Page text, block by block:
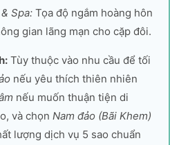
Spa: Tọa độ ngắm hoàng hôn
gian lãng mạn cho cặp đôi.
Tùy thuộc vào nhu cầu để tối
nếu yêu thích thiên nhiên
nếu muốn thuận tiện di
và chọn Nam đảo (Bãi Khem)
lượng dịch vụ 5 sao chuẩn